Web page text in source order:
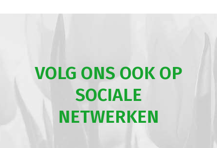
VOLG ONS OOK OP
SOCIALE
NETWERKEN